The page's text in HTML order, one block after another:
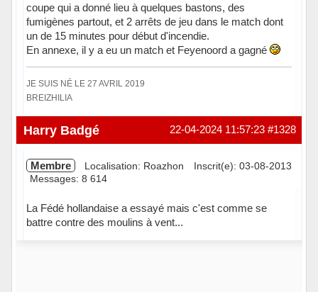
coupe qui a donné lieu à quelques bastons, des
fumigènes partout, et 2 arrêts de jeu dans le match dont
un de 15 minutes pour début d'incendie.
En annexe, il y a eu un match et Feyenoord a gagné
JE SUIS NÉ LE 27 AVRIL 2019
BREIZHILIA
Hors ligne #1328
22-04-2024 11:57:23
Harry Badgé
Membre Localisation: Roazhon
Inscrit(e): 03-08-2013
Messages: 8 614
La Fédé hollandaise a essayé mais c'est comme se
battre contre des moulins à vent...